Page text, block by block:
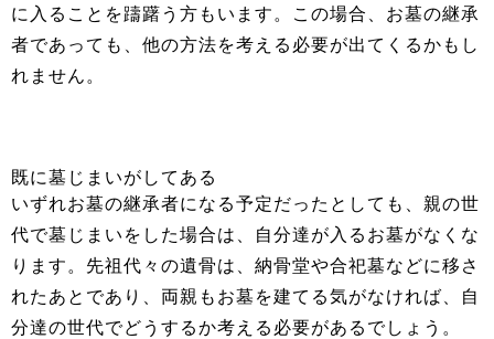
に入ることを躊躇う方もいます。この場合、お墓の継承
者であっても、他の方法を考える必要が出てくるかもし
れません。
既に墓じまいがしてある
いずれお墓の継承者になる予定だったとしても、親の世
代で墓じまいをした場合は、自分達が入るお墓がなくな
ります。先祖代々の遺骨は、納骨堂や合祀墓などに移さ
れたあとであり、両親もお墓を建てる気がなければ、自
分達の世代でどうするか考える必要があるでしょう。